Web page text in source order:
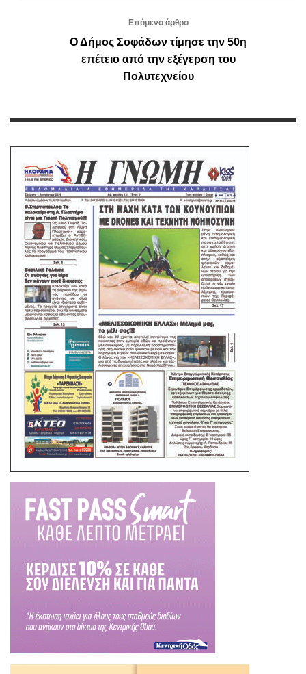
Επόμενο άρθρο
Ο Δήμος Σοφάδων τίμησε την 50η
επέτειο από την εξέγερση του
Πολυτεχνείου